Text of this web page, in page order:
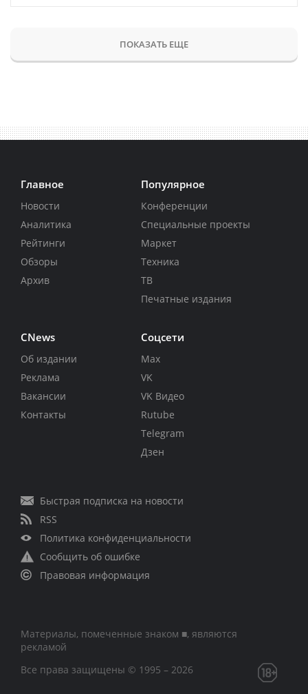
ПОКАЗАТЬ ЕЩЕ
Главное
Новости
Аналитика
Рейтинги
Обзоры
Архив
Популярное
Конференции
Специальные проекты
Маркет
Техника
ТВ
Печатные издания
CNews
Об издании
Реклама
Вакансии
Контакты
Соцсети
Max
VK
VK Видео
Rutube
Telegram
Дзен
Быстрая подписка на новости
RSS
Политика конфиденциальности
Сообщить об ошибке
Правовая информация
Материалы, помеченные знаком ■, являются
рекламой
Все права защищены © 1995 – 2026